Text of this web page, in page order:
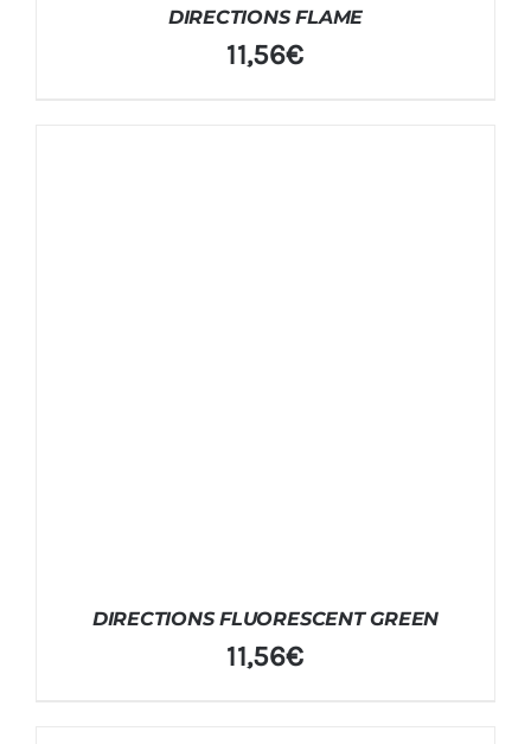
DIRECTIONS FLAME
11,56€
DIRECTIONS FLUORESCENT GREEN
11,56€